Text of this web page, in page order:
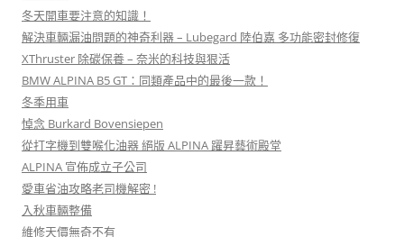
冬天開車要注意的知識！
解決車輛漏油問題的神奇利器 – Lubegard 陸伯嘉 多功能密封修復
XThruster 除碳保養 – 奈米的科技與狠活
BMW ALPINA B5 GT：同類產品中的最後一款！
冬季用車
悼念 Burkard Bovensiepen
從打字機到雙喉化油器 絕版 ALPINA 躍昇藝術殿堂
ALPINA 宣佈成立子公司
愛車省油攻略老司機解密 !
入秋車輛整備
維修天價無奇不有